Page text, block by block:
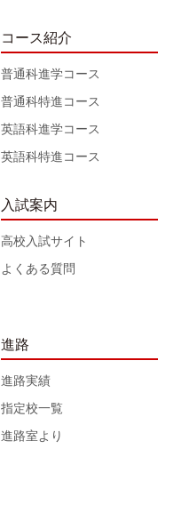
コース紹介
普通科進学コース
普通科特進コース
英語科進学コース
英語科特進コース
入試案内
高校入試サイト
よくある質問
進路
進路実績
指定校一覧
進路室より